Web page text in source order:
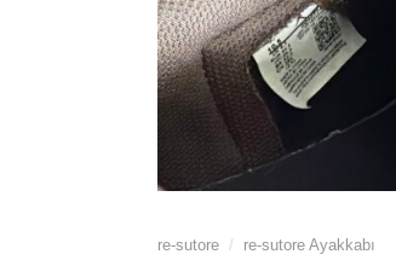
re-sutore / re-sutore Ayakkabı